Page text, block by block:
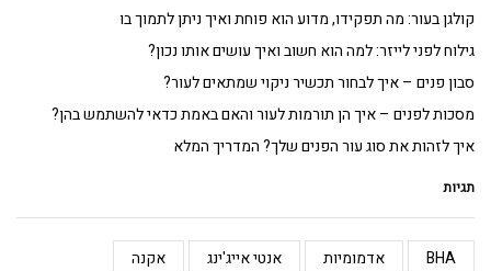
קולגן בעור: מה תפקידו, מדוע הוא פוחת ואיך ניתן לתמוך בו
גילוח לפני לייזר: למה הוא חשוב ואיך עושים אותו נכון?
סבון פנים – איך לבחור תכשיר ניקוי שמתאים לעור?
מסכות לפנים – איך הן תורמות לעור והאם באמת כדאי להשתמש בהן?
איך לזהות את סוג עור הפנים שלך? המדריך המלא
תגיות
BHA אדמומיות אנטי אייג'ינג
אקנה